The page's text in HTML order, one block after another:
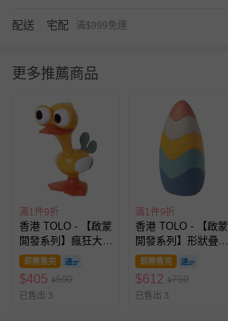
配送 宅配 滿$999免運
更多推薦商品
滿1件9折
香港 TOLO - 【啟蒙
開發系列】瘋狂大眼
鳥 啟蒙開發玩具
即將售完
$405 $500
已售出 3
滿1件9折
香港 TOLO - 【啟蒙
開發系列】形狀疊疊
蛋 啟蒙開發玩具
即將售完
$612 $750
已售出 3